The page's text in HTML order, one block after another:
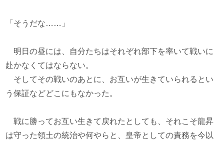
「そうだな……」
明日の昼には、自分たちはそれぞれ部下を率いて戦いに
赴かなくてはならない。
そしてその戦いのあとに、お互いが生きていられるとい
う保証などどこにもなかった。
戦に勝ってお互い生きて戻れたとしても、それこそ龍昇
は守った領土の統治や何やらと、皇帝としての責務を今以